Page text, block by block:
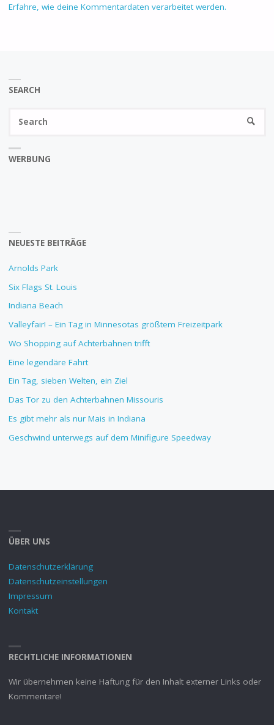
Erfahre, wie deine Kommentardaten verarbeitet werden.
SEARCH
WERBUNG
NEUESTE BEITRÄGE
Arnolds Park
Six Flags St. Louis
Indiana Beach
Valleyfair! – Ein Tag in Minnesotas größtem Freizeitpark
Wo Shopping auf Achterbahnen trifft
Eine legendäre Fahrt
Ein Tag, sieben Welten, ein Ziel
Das Tor zu den Achterbahnen Missouris
Es gibt mehr als nur Mais in Indiana
Geschwind unterwegs auf dem Minifigure Speedway
ÜBER UNS
Datenschutzerklärung
Datenschutzeinstellungen
Impressum
Kontakt
RECHTLICHE INFORMATIONEN
Wir übernehmen keine Haftung für den Inhalt externer Links oder
Kommentare!